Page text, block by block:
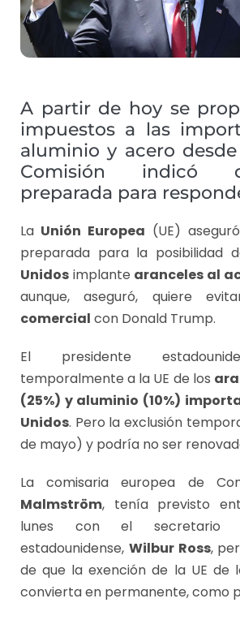
A partir de hoy se
impuestos a las
aluminio y acero
Comisión indicó
preparada para
La Unión Europea (UE)
preparada para la posibilidad
Unidos implante aranceles al
aunque, aseguró, quiere
comercial con Donald Trump.
El presidente
temporalmente a la UE de los
(25%) y aluminio (10%)
Unidos. Pero la exclusión
de mayo) y podría no ser
La comisaria europea de
Malmström, tenía previsto
lunes con el secretario
estadounidense, Wilbur Ross,
de que la exención de la UE de
convierta en permanente, como